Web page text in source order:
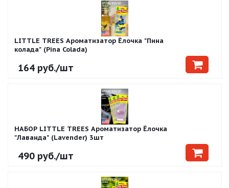
LITTLE TREES Ароматизатор Ёлочка "Пина
колада" (Pina Colada)
164 руб./шт
НАБОР LITTLE TREES Ароматизатор Ёлочка
"Лаванда" (Lavender) 3шт
490 руб./шт